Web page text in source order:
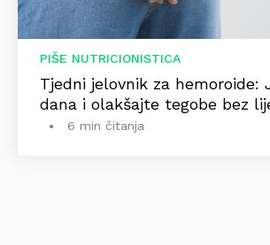
PIŠE NUTRICIONISTICA
Tjedni jelovnik za hemoroide:
dana i olakšajte tegobe bez
6 min čitanja